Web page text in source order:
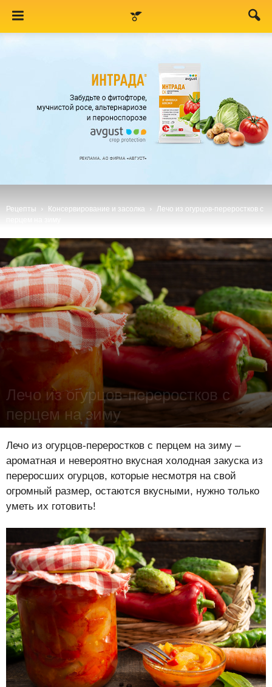
Рецепты Консервирование и засолка
Лечо из огурцов-переростков с
Лечо из огурцов-переростков с
перцем на зиму
Лечо из огурцов-переростков с перцем на зиму –
ароматная и невероятно вкусная холодная закуска из
переросших огурцов, которые несмотря на свой
огромный размер, остаются вкусными, нужно только
уметь их готовить!